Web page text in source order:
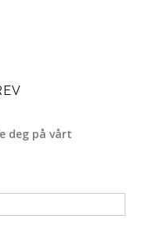
deg på vårt